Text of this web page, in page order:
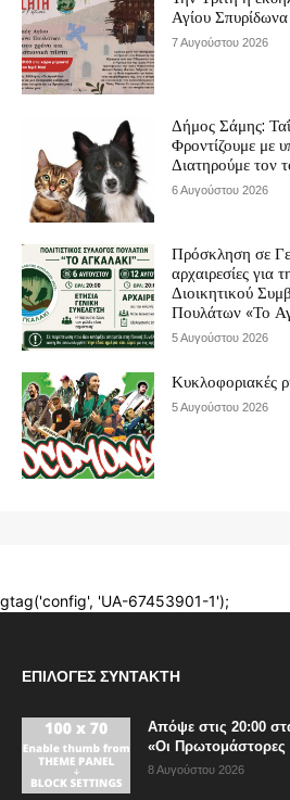
ΕΠΙΛΟΓΈΣ ΣΥΝΤΆΚΤΗ
Απόψε στις 20:00
«Οι
8 Αυγούστου 2026